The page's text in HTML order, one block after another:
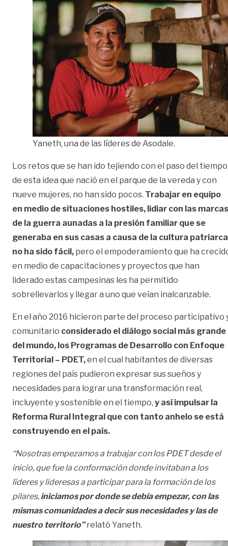
Yaneth, una de las líderes de Asodale.
Los retos que se han ido tejiendo con el paso del
de esta idea que nació en el parque de la vereda y con
nueve mujeres, no han sido pocos. Trabajar en equipo
en medio de situaciones hostiles, lidiar con las marcas
de la guerra aunadas a la presión familiar que se
generaba en sus casas a causa de la cultura
no ha sido fácil, pero el empoderamiento que ha
en medio de capacitaciones y proyectos que han
liderado estas campesinas les ha permitido
sobrellevarlos y llegar a uno que veían inalcanzable.
En el año 2016 hicieron parte del proceso participativo
comunitario considerado el diálogo social más grande
del mundo, los Programas de Desarrollo con Enfoque
Territorial – PDET,en el cual habitantes de diversas
regiones del país pudieron expresar sus sueños y
necesidades para lograr una transformación real,
incluyente y sostenible en el tiempo, y así impulsar la
Reforma Rural Integral que con tanto anhelo se está
construyendo en el país.
“Nosotras empezamos a trabajar con los PDET desde el
inicio, que fue la conformación donde invitaban a los
líderes y lideresas a participar para la formación de los
pilares, iniciamos por donde se debía empezar, con las
mismas comunidades a decir sus necesidades y las de
nuestro territorio”relató Yaneth.